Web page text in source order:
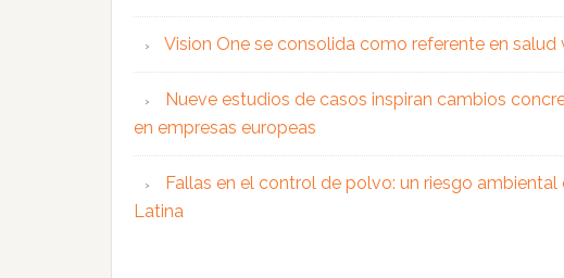
Vision One se consolida como referente en salud
Nueve estudios de casos inspiran cambios
en empresas europeas
Fallas en el control de polvo: un riesgo
Latina